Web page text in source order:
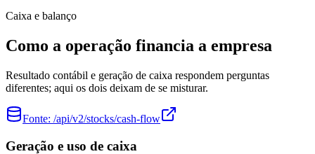
Caixa e balanço
Como a operação financia a empresa
Resultado contábil e geração de caixa respondem perguntas
diferentes; aqui os dois deixam de se misturar.
Fonte: /api/v2/stocks/cash-flow
Geração e uso de caixa